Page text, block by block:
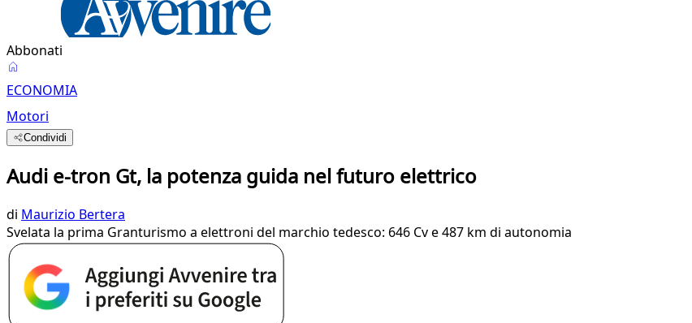
Abbonati
ECONOMIA
Motori
Condividi
Audi e-tron Gt, la potenza guida nel futuro elettrico
di Maurizio Bertera
Svelata la prima Granturismo a elettroni del marchio tedesco: 646 Cv e 487 km di autonomia